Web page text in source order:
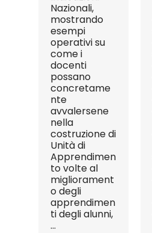
Nazionali,
mostrando
esempi
operativi su
come i
docenti
possano
concretame
nte
avvalersene
nella
costruzione di
Unità di
Apprendimen
to volte al
migliorament
o degli
apprendimen
ti degli alunni,
...